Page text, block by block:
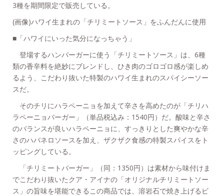
3種を期間限定で販売している。
(画像)ハワイ生まれの「チリミートソース」をふんだんに使用
■「ハワイにいった気分になっちゃう」
登場するハンバーガーに使う「チリミートソース」は、6種
類の香辛料を絶妙にブレンドし、ひき肉のゴロゴロ感が楽しめ
るよう、こだわり抜いた特製のハワイ生まれのスパイシーソー
スだ。
そのチリにハラペーニョを加えて辛さを高めたのが「チリハ
ラペーニョバーガー」（単品税込み：1540円）だ。酸味と辛さ
のバランスが良いハラペーニョに、すっきりとした爽やかな辛
さのハバネロソースを加え、ザクザク食感の特製スパイスをト
ッピングしている。
「チリミートバーガー」（同：1350円）は素材から味付けま
でこだわり抜いたクア・アイナの「オリジナルチリミートソー
ス」の旨味を堪能できるこの商品では、溶岩石で焼き上げるビ